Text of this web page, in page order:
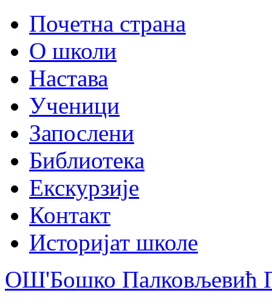
Почетна страна
О школи
Настава
Ученици
Запослени
Библиотека
Екскурзије
Контакт
Историјат школе
ОШ'Бошко Палковљевић